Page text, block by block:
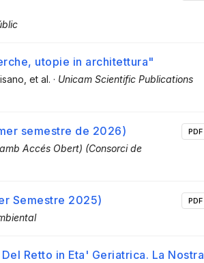
utopie in architettura"
, et al. · Unicam Scientific Publications
semestre de 2026)
Accés Obert) (Consorci de
PDF
Semestre 2025) PDF
Retto in Eta' Geriatrica. La Nostra